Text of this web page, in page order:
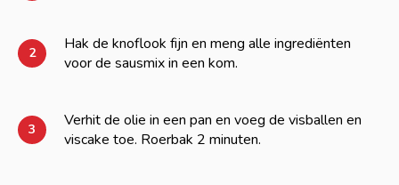
2
Hak de knoflook fijn en meng alle ingrediënten
voor de sausmix in een kom.
3
Verhit de olie in een pan en voeg de visballen en
viscake toe. Roerbak 2 minuten.